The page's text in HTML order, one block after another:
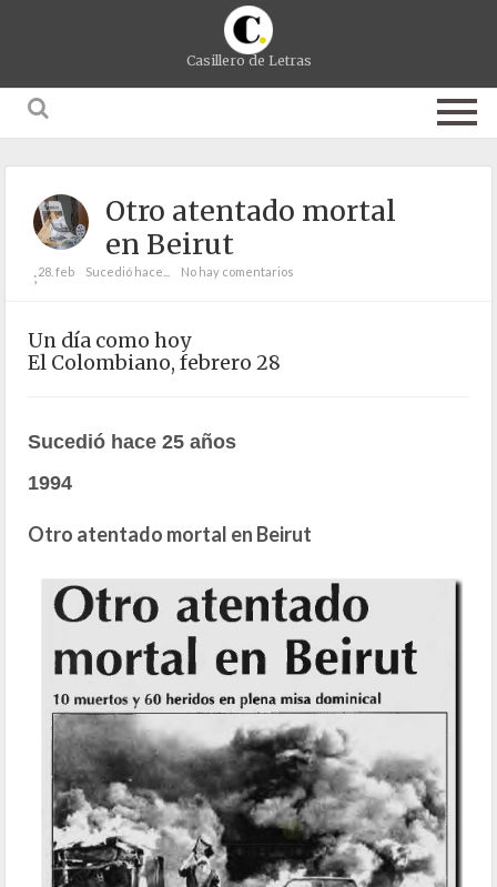
Casillero de Letras
Otro atentado mortal
en Beirut
;28. feb Sucedió hace... No hay comentarios
Un día como hoy
El Colombiano, febrero 28
Sucedió hace 25 años
1994
Otro atentado mortal en Beirut